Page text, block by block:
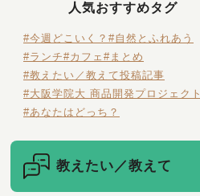
人気おすすめタグ
#今週どこいく？ #自然とふれあう
#ランチ#カフェ #まとめ
#教えたい／教えて投稿記事
#大阪学院大 商品開発プロジェクト
#あなたはどっち？
教えたい／教えて